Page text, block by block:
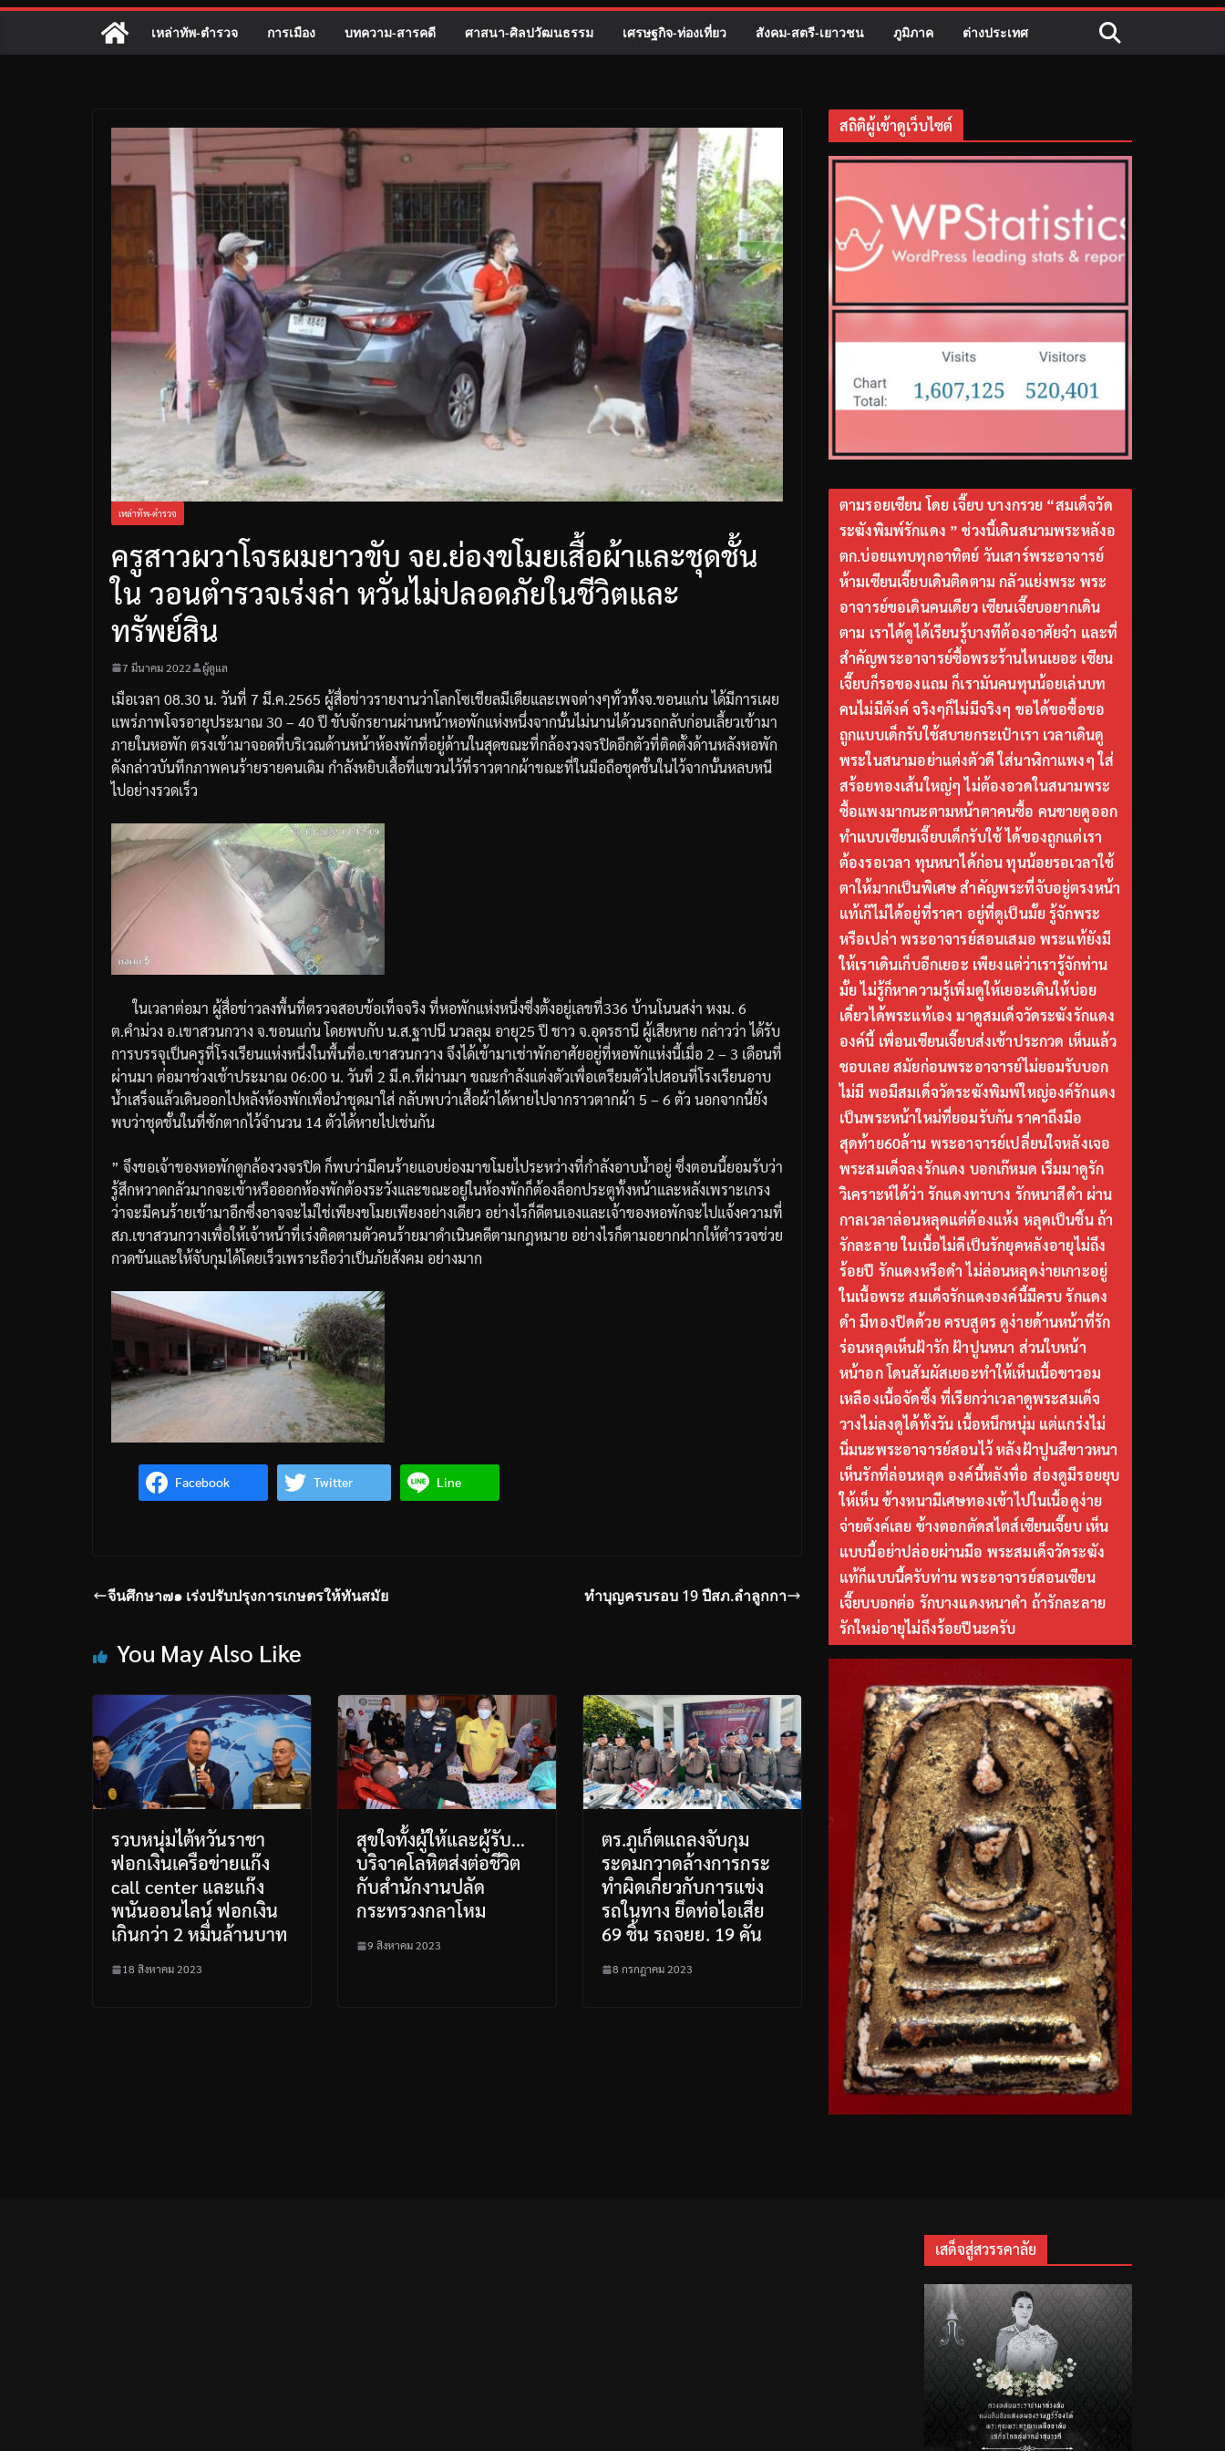
เหล่าทัพ-ตำรวจ การเมือง บทความ-สารคดี ศาสนา-ศิลปวัฒนธรรม เศรษฐกิจ-ท่องเที่ยว สังคม-สตรี-เยาวชน ภูมิภาค ต่างประเทศ
เหล่าทัพ-ตำรวจ
ครูสาวผวาโจรผมยาวขับ จย.ย่องขโมยเสื้อผ้าและชุดชั้น
ใน วอนตำรวจเร่งล่า หวั่นไม่ปลอดภัยในชีวิตและ
ทรัพย์สิน
7 มีนาคม 2022 ผู้ดูแล
เมือเวลา 08.30น. วันที่ 7 มี.ค.2565 ผู้สื่อข่าวรายงานว่าโลกโซเชียลมีเดียและเพจต่างๆทั่วทั้งจ.ขอนแก่นได้มีการเผย
แพร่ภาพโจรอายุประมาณ 30 – 40ปีขับจักรยานผ่านหน้าหอพักแห่งหนึ่งจากนั้นไม่นานได้วนรถกลับก่อนเลี้ยวเข้ามา
ภายในหอพัก ตรงเข้ามาจอดที่บริเวณด้านหน้าห้องพักที่อยู่ด้านในสุดขณะที่กล้องวงจรปิดอีกตัวที่ติดตั้งด้านหลังหอพัก
ดังกล่าวบันทึกภาพคนร้ายรายคนเดิม กำลังหยิบเสื้อที่แขวนไว้ที่ราวตากผ้าขณะที่ในมือถือชุดชั้นในไว้จากนั้นหลบหนี
ไปอย่างรวดเร็ว
ในเวลาต่อมา ผู้สื่อข่าวลงพื้นที่ตรวจสอบข้อเท็จจริง ที่หอพักแห่งหนึ่งซึ่งตั้งอยู่เลขที่336 บ้านโนนสง่า หงม. 6
ต.คำม่วง อ.เขาสวนกวาง จ.ขอนแก่นโดยพบกับน.ส.ฐาปนีนวลลุม อายุ25ปีชาว จ.อุดรธานี ผู้เสียหาย กล่าวว่า ได้รับ
การบรรจุเป็นครูที่โรงเรียนแห่งหนึ่งในพื้นที่อ.เขาสวนกวาง จึงได้เข้ามาเช่าพักอาศัยอยู่ที่หอพักแห่งนี้เมื่อ 2 – 3 เดือนที่
ผ่านมา ต่อมาช่วงเช้าประมาณ06:00น. วันที่ 2 มี.ค.ที่ผ่านมา ขณะกำลังแต่งตัวเพื่อเตรียมตัวไปสอนที่โรงเรียนอาบ
น้ำเสร็จแล้วเดินออกไปหลังห้องพักเพื่อนำชุดมาใส่กลับพบว่าเสื้อผ้าได้หายไปจากราวตากผ้า 5 – 6 ตัว นอกจากนี้ยัง
พบว่าชุดชั้นในที่ซักตากไว้จำนวน 14ตัวได้หายไปเช่นกัน
” จึงขอเจ้าของหอพักดูกล้องวงจรปิดก็พบว่ามีคนร้ายแอบย่องมาขโมยไประหว่างที่กำลังอาบน้ำอยู่ ซึ่งตอนนี้ยอมรับว่า
รู้สึกหวาดกลัวมากจะเข้าหรือออกห้องพักต้องระวังและขณะอยู่ในห้องพักก็ต้องล็อกประตูทั้งหน้าและหลังเพราะเกรง
ว่าจะมีคนร้ายเข้ามาอีกซึ่งอาจจะไม่ใช่เพียงขโมยเพียงอย่างเดียว อย่างไรก็ดีตนเองและเจ้าของหอพักจะไปแจ้งความที่
สภ.เขาสวนกวางเพื่อให้เจ้าหน้าที่เร่งติดตามตัวคนร้ายมาดำเนินคดีตามกฎหมาย อย่างไรก็ตามอยากฝากให้ตำรวจช่วย
กวดขันและให้จับกุมได้โดยเร็วเพราะถือว่าเป็นภัยสังคม อย่างมาก
Facebook Twitter Line
จีนศึกษา๗๑ เร่งปรับปรุงการเกษตรให้ทันสมัย ทำบุญครบรอบ 19 ปีสภ.ลำลูกกา
You May Also Like
รวบหนุ่มไต้หวันราชา
ฟอกเงินเครือข่ายแก๊ง
call center และแก๊ง
พนันออนไลน์ ฟอกเงิน
เกินกว่า 2 หมื่นล้านบาท
18 สิงหาคม 2023
สุขใจทั้งผู้ให้และผู้รับ…
บริจาคโลหิตส่งต่อชีวิต
กับสำนักงานปลัด
กระทรวงกลาโหม
9 สิงหาคม 2023
ตร.ภูเก็ตแถลงจับกุม
ระดมกวาดล้างการกระ
ทำผิดเกี่ยวกับการแข่ง
รถในทาง ยึดท่อไอเสีย
69 ชิ้น รถจยย. 19 คัน
8 กรกฎาคม 2023
สถิติผู้เข้าดูเว็บไซต์
ตามรอยเซียน โดย เจี๊ยบ บางกรวย “สมเด็จวัด
ระฆังพิมพ์รักแดง ” ช่วงนี้เดินสนามพระหลังอ
ตก.บ่อยแทบทุกอาทิตย์ วันเสาร์พระอาจารย์
ห้ามเซียนเจี๊ยบเดินติดตาม กลัวแย่งพระ พระ
อาจารย์ขอเดินคนเดียว เซียนเจี๊ยบอยากเดิน
ตาม เราได้ดูได้เรียนรู้บางทีต้องอาศัยจำ และที่
สำคัญพระอาจารย์ซื้อพระร้านไหนเยอะ เซียน
เจี๊ยบก็รอของแถม ก็เรามันคนทุนน้อยเล่นบท
คนไม่มีตังค์ จริงๆก็ไม่มีจริงๆ ขอได้ขอซื้อขอ
ถูกแบบเด็กรับใช้สบายกระเป๋าเรา เวลาเดินดู
พระในสนามอย่าแต่งตัวดี ใส่นาฬิกาแพงๆ ใส่
สร้อยทองเส้นใหญ่ๆ ไม่ต้องอวดในสนามพระ
ซื้อแพงมากนะตามหน้าตาคนซื้อ คนขายดูออก
ทำแบบเซียนเจี๊ยบเด็กรับใช้ ได้ของถูกแต่เรา
ต้องรอเวลา ทุนหนาได้ก่อน ทุนน้อยรอเวลาใช้
ตาให้มากเป็นพิเศษ สำคัญพระที่จับอยู่ตรงหน้า
แท้เก๊ไม่ได้อยู่ที่ราคา อยู่ที่ดูเป็นมั้ย รู้จักพระ
หรือเปล่า พระอาจารย์สอนเสมอ พระแท้ยังมี
ให้เราเดินเก็บอีกเยอะ เพียงแต่ว่าเรารู้จักท่าน
มั้ย ไม่รู้ก็หาความรู้เพิ่มดูให้เยอะเดินให้บ่อย
เดี๋ยวได้พระแท้เอง มาดูสมเด็จวัดระฆังรักแดง
องค์นี้ เพื่อนเซียนเจี๊ยบส่งเข้าประกวด เห็นแล้ว
ชอบเลย สมัยก่อนพระอาจารย์ไม่ยอมรับบอก
ไม่มี พอมีสมเด็จวัดระฆังพิมพ์ใหญ่องค์รักแดง
เป็นพระหน้าใหม่ที่ยอมรับกัน ราคาถึงมือ
สุดท้าย60ล้าน พระอาจารย์เปลี่ยนใจหลังเจอ
พระสมเด็จลงรักแดง บอกเก๊หมด เริ่มมาดูรัก
วิเคราะห์ได้ว่า รักแดงทาบาง รักหนาสีดำ ผ่าน
กาลเวลาล่อนหลุดแต่ต้องแห้ง หลุดเป็นชิ้น ถ้า
รักละลาย ในเนื้อไม่ดีเป็นรักยุคหลังอายุไม่ถึง
ร้อยปี รักแดงหรือดำ ไม่ล่อนหลุดง่ายเกาะอยู่
ในเนื้อพระ สมเด็จรักแดงองค์นี้มีครบ รักแดง
ดำ มีทองปิดด้วย ครบสูตร ดูง่ายด้านหน้าที่รัก
ร่อนหลุดเห็นฝ้ารัก ฝ้าปูนหนา ส่วนใบหน้า
หน้าอก โดนสัมผัสเยอะทำให้เห็นเนื้อขาวอม
เหลืองเนื้อจัดซึ้ง ที่เรียกว่าเวลาดูพระสมเด็จ
วางไม่ลงดูได้ทั้งวัน เนื้อหนึกหนุ่ม แต่แกร่งไม่
นิ่มนะพระอาจารย์สอนไว้ หลังฝ้าปูนสีขาวหนา
เห็นรักที่ล่อนหลุด องค์นี้หลังทื่อ ส่องดูมีรอยยุบ
ให้เห็น ข้างหนามีเศษทองเข้าไปในเนื้อดูง่าย
จ่ายตังค์เลย ข้างตอกตัดสไตส์เซียนเจี๊ยบ เห็น
แบบนี้อย่าปล่อยผ่านมือ พระสมเด็จวัดระฆัง
แท้ก็แบบนี้ครับท่าน พระอาจารย์สอนเซียน
เจี๊ยบบอกต่อ รักบางแดงหนาดำ ถ้ารักละลาย
รักใหม่อายุไม่ถึงร้อยปีนะครับ
เสด็จสู่สวรรคาลัย